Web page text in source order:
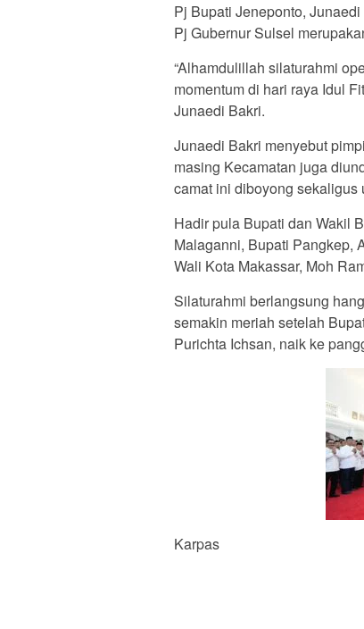
Pj Bupati Jeneponto,
Pj Gubernur Sulsel
“Alhamdulillah silaturahmi
momentum di hari raya Idul
Junaedi Bakri.
Junaedi Bakri menyebut
masing Kecamatan juga
camat ini diboyong sekaligus
Hadir pula Bupati dan Wakil
Malaganni, Bupati Pangkep,
Wali Kota Makassar, Moh
Silaturahmi berlangsung
semakin meriah setelah
Purichta Ichsan, naik ke
Karpas